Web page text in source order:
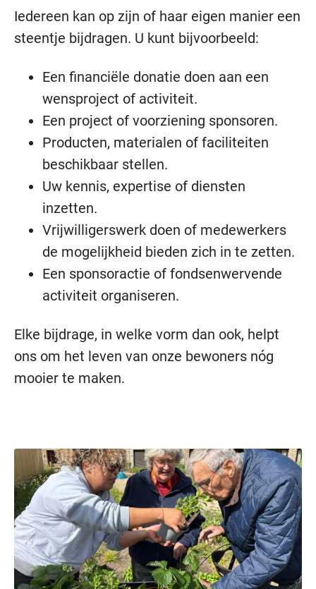
Iedereen kan op zijn of haar eigen manier een
steentje bijdragen. U kunt bijvoorbeeld:
Een financiële donatie doen aan een
wensproject of activiteit.
Een project of voorziening sponsoren.
Producten, materialen of faciliteiten
beschikbaar stellen.
Uw kennis, expertise of diensten
inzetten.
Vrijwilligerswerk doen of medewerkers
de mogelijkheid bieden zich in te zetten.
Een sponsoractie of fondsenwervende
activiteit organiseren.
Elke bijdrage, in welke vorm dan ook, helpt
ons om het leven van onze bewoners nóg
mooier te maken.